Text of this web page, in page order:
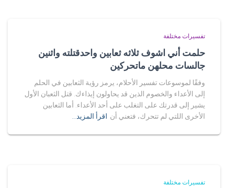
تفسيرات مختلفة
حلمت أني اشوف ثلاثه ثعابين واحدقتلته واثنين
جالسات محلهن ماتحركين
وفقًا لموسوعات تفسير الأحلام، يرمز رؤية الثعابين في الحلم
إلى الأعداء والخصوم الذين قد يحاولون إيذاءك. قتل الثعبان الأول
يشير إلى قدرتك على التغلب على أحد الأعداء. أما الثعابين
الأخرى اللتي لم تتحرك، فتعني أن اقرأ المزيد…
تفسيرات مختلفة